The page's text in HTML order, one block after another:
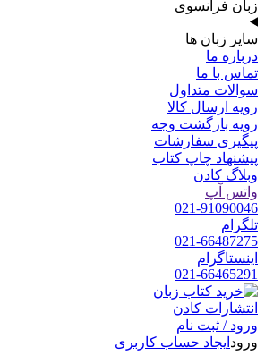
زبان فرانسوی
سایر زبان ها
درباره ما
تماس با ما
سوالات متداول
رویه ارسال کالا
رویه بازگشت وجه
پیگیری سفارشات
پیشنهاد چاپ کتاب
وبلاگ کادن
واتس آپ
021-91090046
تلگرام
021-66487275
اینستاگرام
021-66465291
ورود / ثبت نام
ورود ایجاد حساب کاربری